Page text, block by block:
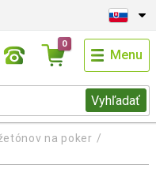
Vyhľadať
0
Menu
na poker